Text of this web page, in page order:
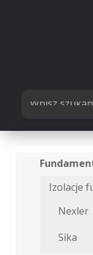
Izolacje
Nexler
Sika